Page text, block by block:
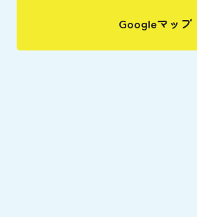
Googleマップ